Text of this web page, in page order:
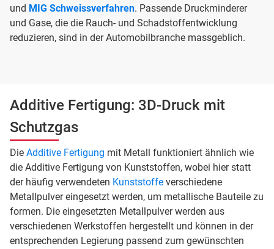
und MIG Schweissverfahren. Passende Druckminderer
und Gase, die die Rauch- und Schadstoffentwicklung
reduzieren, sind in der Automobilbranche massgeblich.
Additive Fertigung: 3D-Druck mit
Schutzgas
Die Additive Fertigung mit Metall funktioniert ähnlich wie
die Additive Fertigung von Kunststoffen, wobei hier statt
der häufig verwendeten Kunststoffe verschiedene
Metallpulver eingesetzt werden, um metallische Bauteile zu
formen. Die eingesetzten Metallpulver werden aus
verschiedenen Werkstoffen hergestellt und können in der
entsprechenden Legierung passend zum gewünschten